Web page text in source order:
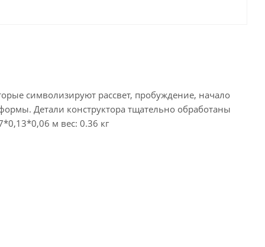
символизируют рассвет, пробуждение, начало
Детали конструктора тщательно обработаны
м вес: 0.36 кг